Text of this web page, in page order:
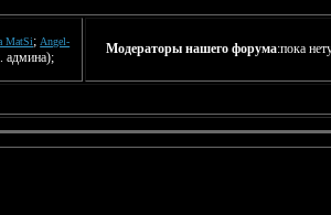
MatSi; Angel-
Модераторы нашего форума:пока